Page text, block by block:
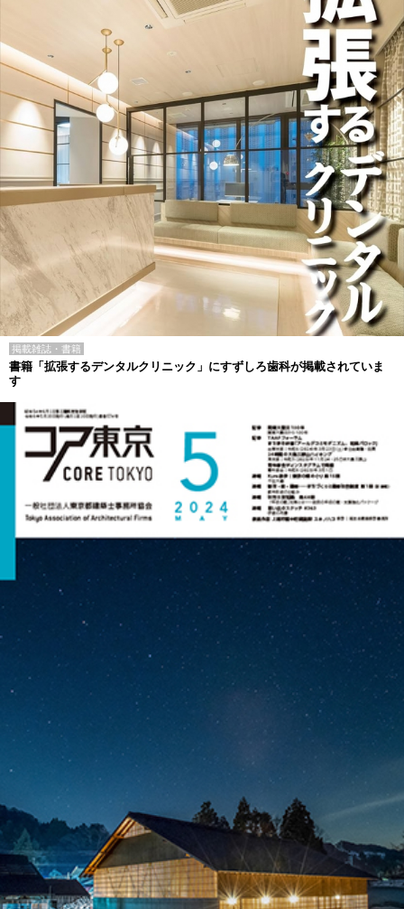
掲載雑誌・書籍
書籍「拡張するデンタルクリニック」にすずしろ歯科が掲載されていま
す